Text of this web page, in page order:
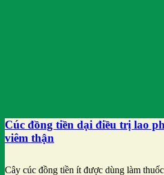
Cúc đồng tiền dại điều trị lao
viêm thận
Cây cúc đồng tiền ít được dùng làm